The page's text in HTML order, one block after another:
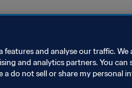
and analyse our traffic. We
and analytics partners. You can
do not sell or share my personal